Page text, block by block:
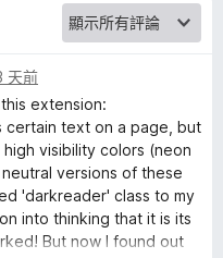
天前
extension:
certain text on a page, but
visibility colors (neon
versions of these
'darkreader' class to my
into thinking that it is its
But now I found out